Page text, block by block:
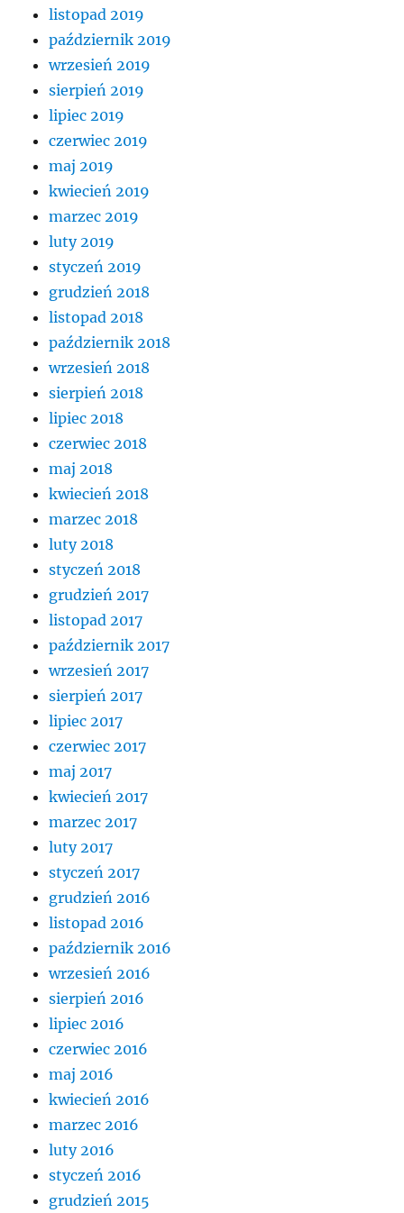
listopad 2019
październik 2019
wrzesień 2019
sierpień 2019
lipiec 2019
czerwiec 2019
maj 2019
kwiecień 2019
marzec 2019
luty 2019
styczeń 2019
grudzień 2018
listopad 2018
październik 2018
wrzesień 2018
sierpień 2018
lipiec 2018
czerwiec 2018
maj 2018
kwiecień 2018
marzec 2018
luty 2018
styczeń 2018
grudzień 2017
listopad 2017
październik 2017
wrzesień 2017
sierpień 2017
lipiec 2017
czerwiec 2017
maj 2017
kwiecień 2017
marzec 2017
luty 2017
styczeń 2017
grudzień 2016
listopad 2016
październik 2016
wrzesień 2016
sierpień 2016
lipiec 2016
czerwiec 2016
maj 2016
kwiecień 2016
marzec 2016
luty 2016
styczeń 2016
grudzień 2015